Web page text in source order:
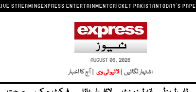
STREAMINGEXPRESS ENTERTAINMENTCRICKET PAKISTANTODAY'S
AUGUST 06, 2026
اشتہار لگائیں | لائیو ٹی وی | آج کا اخبار